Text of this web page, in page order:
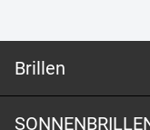
Brillen